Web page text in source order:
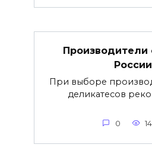
Производители
России
При выборе
деликатесов
0 14